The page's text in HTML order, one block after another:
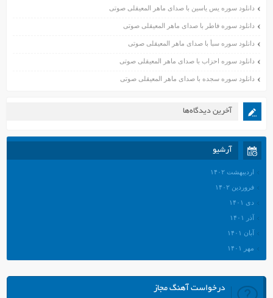
دانلود سوره یس یاسین با صدای ماهر المعیقلی صوتی
دانلود سوره فاطر با صدای ماهر المعیقلی صوتی
دانلود سوره سبأ با صدای ماهر المعیقلی صوتی
دانلود سوره احزاب با صدای ماهر المعیقلی صوتی
دانلود سوره سجده با صدای ماهر المعیقلی صوتی
آخرین دیدگاه‌ها
آرشیو
اردیبهشت ۱۴۰۲
فروردین ۱۴۰۲
دی ۱۴۰۱
آذر ۱۴۰۱
آبان ۱۴۰۱
مهر ۱۴۰۱
مرداد ۱۴۰۱
تیر ۱۴۰۱
درخواست آهنگ مجاز